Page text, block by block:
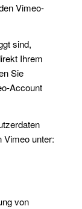
Vimeo-
sind,
Ihrem
Sie
Account
Vimeo unter:
von